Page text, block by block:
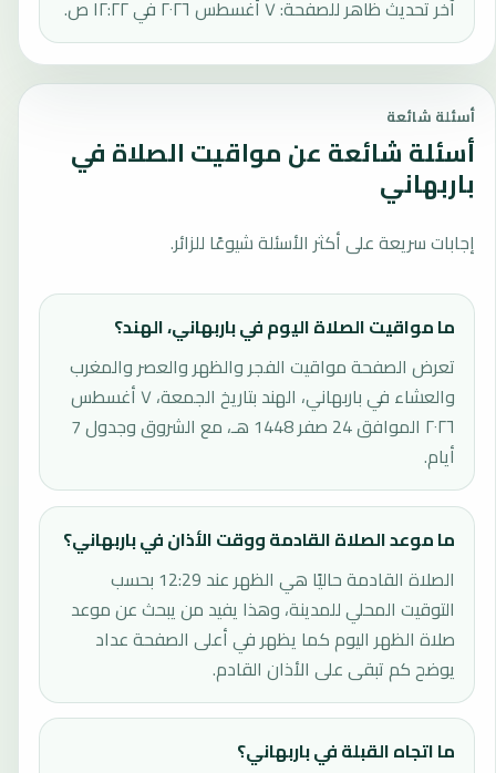
آخر تحديث ظاهر للصفحة: ٧ أغسطس ٢٠٢٦ في ١٢:٢٢ ص.
أسئلة شائعة
أسئلة شائعة عن مواقيت الصلاة في
باربهاني
إجابات سريعة على أكثر الأسئلة شيوعًا للزائر.
ما مواقيت الصلاة اليوم في باربهاني، الهند؟
تعرض الصفحة مواقيت الفجر والظهر والعصر والمغرب
والعشاء في باربهاني، الهند بتاريخ الجمعة، ٧ أغسطس
٢٠٢٦ الموافق 24 صفر 1448 هـ، مع الشروق وجدول 7
أيام.
ما موعد الصلاة القادمة ووقت الأذان في باربهاني؟
الصلاة القادمة حاليًا هي الظهر عند 12:29 بحسب
التوقيت المحلي للمدينة، وهذا يفيد من يبحث عن موعد
صلاة الظهر اليوم كما يظهر في أعلى الصفحة عداد
يوضح كم تبقى على الأذان القادم.
ما اتجاه القبلة في باربهاني؟